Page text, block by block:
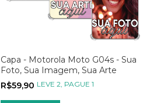
Capa - Motorola Moto G04s - Sua
Foto, Sua Imagem, Sua Arte
R$59,90 LEVE 2, PAGUE 1